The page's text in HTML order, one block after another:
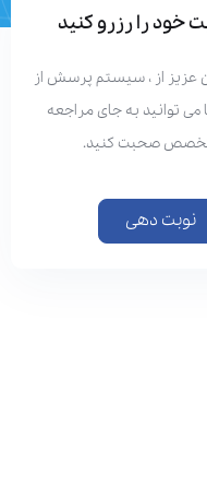
را رزرو کنید
، سیستم پرسش از
به جای مراجعه
صحبت کنید.
دهی